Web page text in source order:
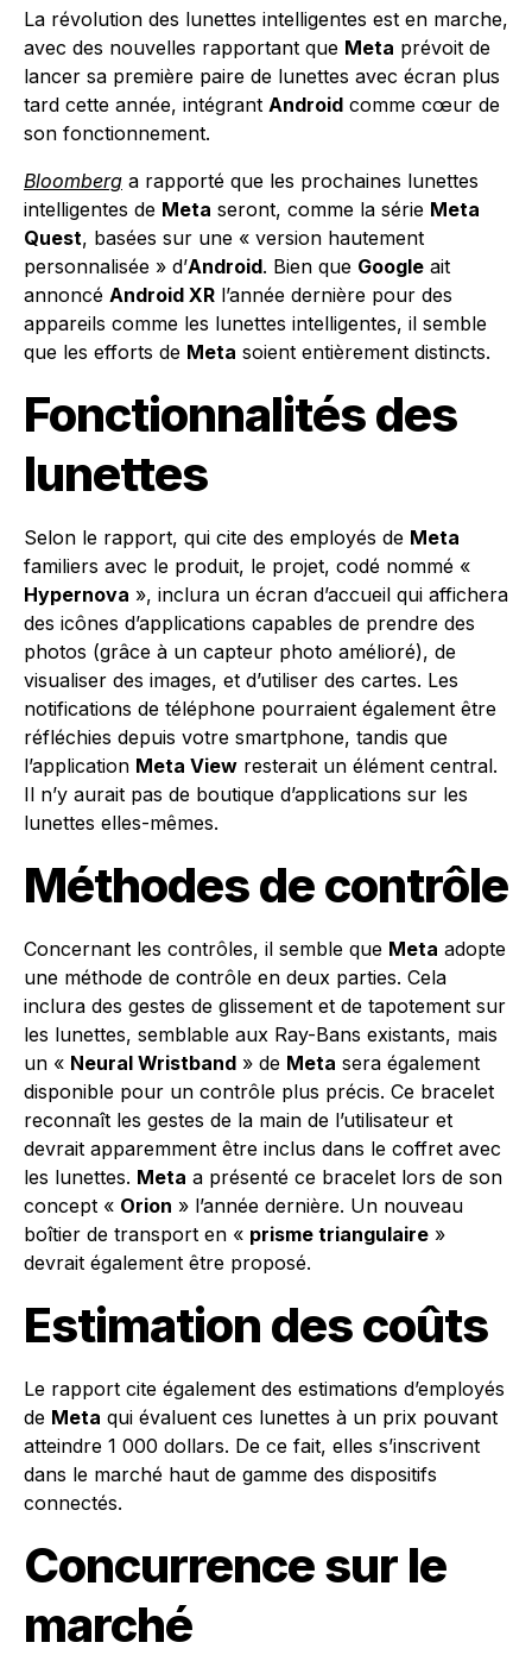
La révolution des lunettes intelligentes est en marche,
avec des nouvelles rapportant que Meta prévoit de
lancer sa première paire de lunettes avec écran plus
tard cette année, intégrant Android comme cœur de
son fonctionnement.
Bloomberg a rapporté que les prochaines lunettes
intelligentes de Meta seront, comme la série Meta
Quest, basées sur une « version hautement
personnalisée » d’Android. Bien que Google ait
annoncé Android XR l’année dernière pour des
appareils comme les lunettes intelligentes, il semble
que les efforts de Meta soient entièrement distincts.
Fonctionnalités des
lunettes
Selon le rapport, qui cite des employés de Meta
familiers avec le produit, le projet, codé nommé «
Hypernova », inclura un écran d’accueil qui affichera
des icônes d’applications capables de prendre des
photos (grâce à un capteur photo amélioré), de
visualiser des images, et d’utiliser des cartes. Les
notifications de téléphone pourraient également être
réfléchies depuis votre smartphone, tandis que
l’application Meta View resterait un élément central.
Il n’y aurait pas de boutique d’applications sur les
lunettes elles-mêmes.
Méthodes de contrôle
Concernant les contrôles, il semble que Meta adopte
une méthode de contrôle en deux parties. Cela
inclura des gestes de glissement et de tapotement sur
les lunettes, semblable aux Ray-Bans existants, mais
un « Neural Wristband » de Meta sera également
disponible pour un contrôle plus précis. Ce bracelet
reconnaît les gestes de la main de l’utilisateur et
devrait apparemment être inclus dans le coffret avec
les lunettes. Meta a présenté ce bracelet lors de son
concept « Orion » l’année dernière. Un nouveau
boîtier de transport en « prisme triangulaire »
devrait également être proposé.
Estimation des coûts
Le rapport cite également des estimations d’employés
de Meta qui évaluent ces lunettes à un prix pouvant
atteindre 1 000 dollars. De ce fait, elles s’inscrivent
dans le marché haut de gamme des dispositifs
connectés.
Concurrence sur le
marché